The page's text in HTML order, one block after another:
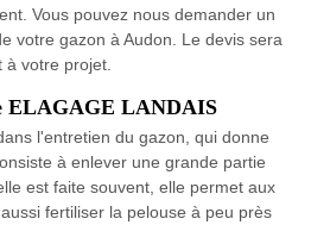
Vous pouvez nous demander un
votre gazon à Audon. Le devis sera
votre projet.
ELAGAGE LANDAIS
l'entretien du gazon, qui donne
à enlever une grande partie
est faite souvent, elle permet aux
fertiliser la pelouse à peu près